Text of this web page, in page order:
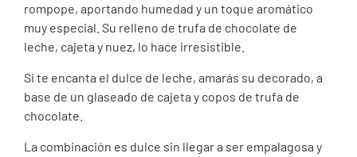
rompope, aportando humedad y un toque aromático
muy especial. Su relleno de trufa de chocolate de
leche, cajeta y nuez, lo hace irresistible.
Si te encanta el dulce de leche, amarás su decorado, a
base de un glaseado de cajeta y copos de trufa de
chocolate.
La combinación es dulce sin llegar a ser empalagosa y